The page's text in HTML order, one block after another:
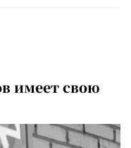
имеет свою